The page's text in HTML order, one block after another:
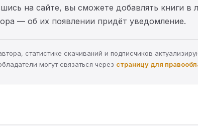
на сайте, вы сможете добавлять книги в
— об их появлении придёт уведомление.
статистике скачиваний и подписчиков
могут связаться через страницу для